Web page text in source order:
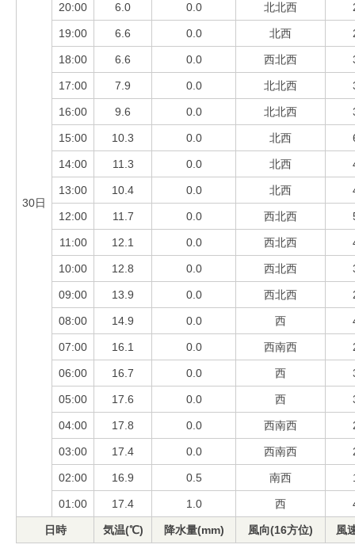
30日
20:00 6.0 0.0 北北西
19:00 6.6 0.0 北西
18:00 6.6 0.0 西北西
17:00 7.9 0.0 北北西
16:00 9.6 0.0 北北西
15:00 10.3 0.0 北西
14:00 11.3 0.0 北西
13:00 10.4 0.0 北西
12:00 11.7 0.0 西北西
11:00 12.1 0.0 西北西
10:00 12.8 0.0 西北西
09:00 13.9 0.0 西北西
08:00 14.9 0.0 西
07:00 16.1 0.0 西南西
06:00 16.7 0.0 西
05:00 17.6 0.0 西
04:00 17.8 0.0 西南西
03:00 17.4 0.0 西南西
02:00 16.9 0.5 南西
01:00 17.4 1.0 西
日時 気温(℃) 降水量(mm) 風向(16方位) 風